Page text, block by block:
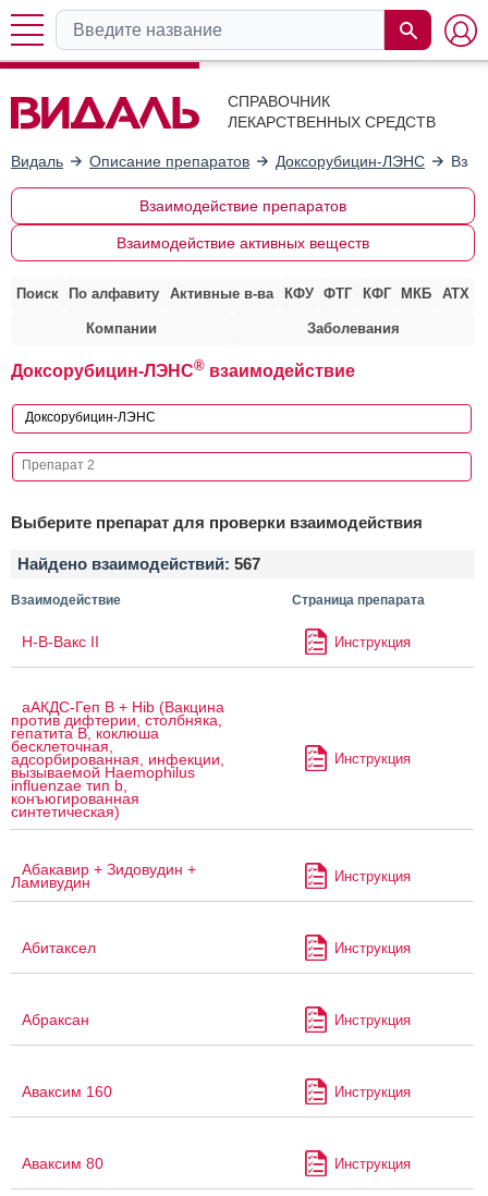
СПРАВОЧНИК
ЛЕКАРСТВЕННЫХ СРЕДСТВ
Видаль Описание препаратов Доксорубицин-ЛЭНС
Взаимодействие препаратов
Взаимодействие активных веществ
Поиск По алфавиту Активные в-ва КФУ ФТГ КФГ МКБ АТХ
Компании Заболевания
Доксорубицин-ЛЭНС® взаимодействие
Выберите препарат для проверки взаимодействия
Найдено взаимодействий: 567
Взаимодействие Страница препарата
H-B-Вакс II Инструкция
аАКДС-Геп B + Hib (Вакцина
против дифтерии, столбняка,
гепатита B, коклюша
бесклеточная,
адсорбированная, инфекции,
вызываемой Haemophilus
influenzae тип b,
конъюгированная
синтетическая)
Инструкция
Абакавир + Зидовудин +
Ламивудин Инструкция
Абитаксел Инструкция
Абраксан Инструкция
Аваксим 160 Инструкция
Аваксим 80 Инструкция